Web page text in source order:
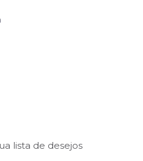
lista de desejos